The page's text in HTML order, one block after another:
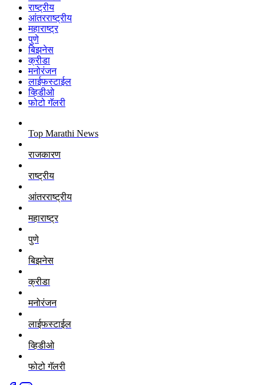
राष्ट्रीय
आंतरराष्ट्रीय
महाराष्ट्र
पुणे
बिझनेस
क्रीडा
मनोरंजन
लाईफस्टाईल
व्हिडीओ
फोटो गॅलरी
Top Marathi News
राजकारण
राष्ट्रीय
आंतरराष्ट्रीय
महाराष्ट्र
पुणे
बिझनेस
क्रीडा
मनोरंजन
लाईफस्टाईल
व्हिडीओ
फोटो गॅलरी